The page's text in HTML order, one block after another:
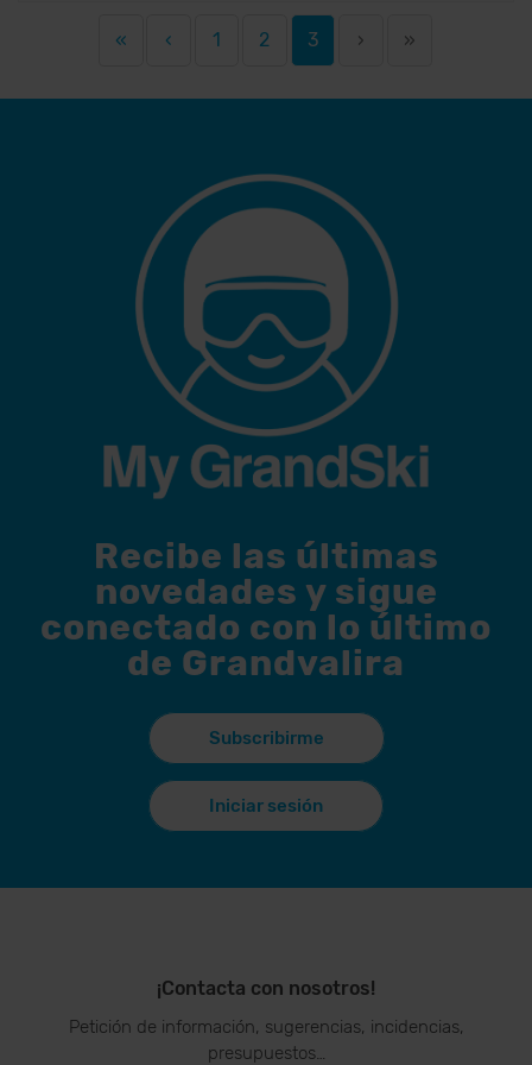
« ‹ 1 2 3 › »
Recibe las últimas
novedades y sigue
conectado con lo último
de Grandvalira
Subscribirme
Iniciar sesión
¡Contacta con nosotros!
Petición de información, sugerencias, incidencias,
presupuestos…